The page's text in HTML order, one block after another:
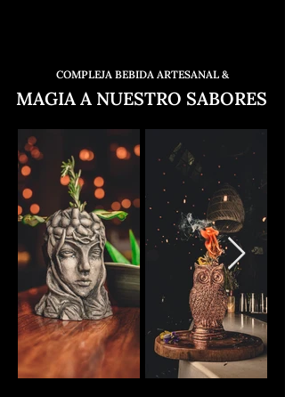
COMPLEJA BEBIDA ARTESANAL &
MAGIA A NUESTRO SABORES